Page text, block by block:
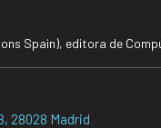
Spain), editora de
28028 Madrid